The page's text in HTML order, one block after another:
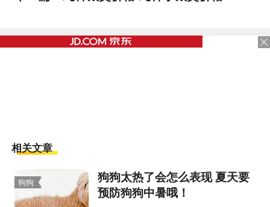
相关文章
狗狗
百科
狗狗太热了会怎么表现 夏天要
预防狗狗中暑哦！